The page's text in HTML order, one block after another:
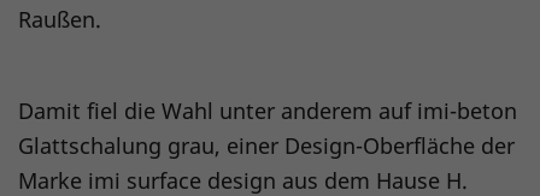
Raußen.
Damit fiel die Wahl unter anderem auf imi-beton
Glattschalung grau, einer Design-Oberfläche der
Marke imi surface design aus dem Hause H.